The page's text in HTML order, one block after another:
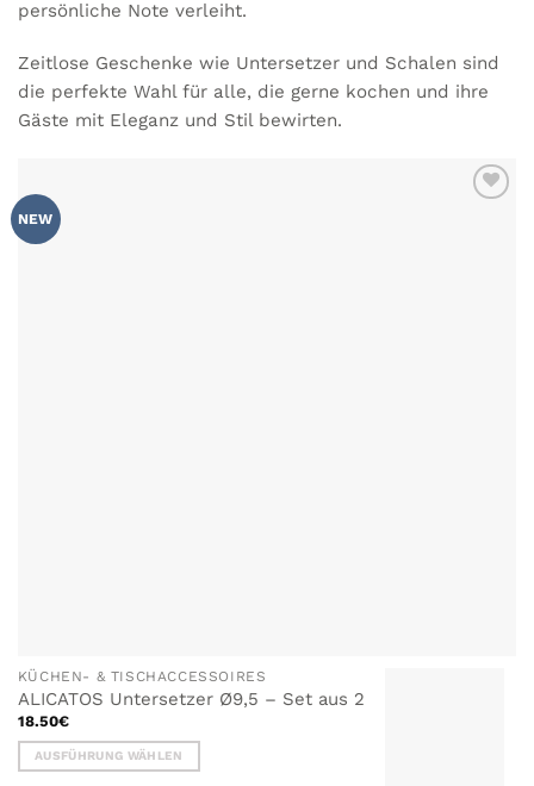
persönliche Note verleiht.
Zeitlose Geschenke wie Untersetzer und Schalen sind
die perfekte Wahl für alle, die gerne kochen und ihre
Gäste mit Eleganz und Stil bewirten.
NEW
KÜCHEN- & TISCHACCESSOIRES
ALICATOS Untersetzer Ø9,5 – Set aus 2
18.50€
AUSFÜHRUNG WÄHLEN